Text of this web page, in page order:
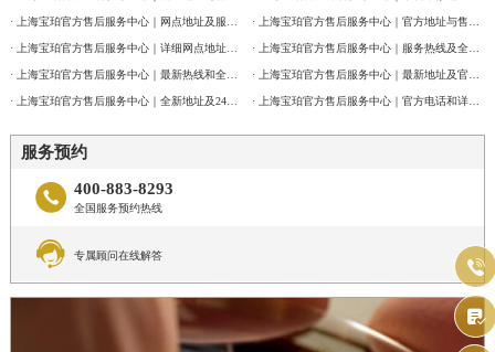
· 上海宝珀官方售后服务中心｜详细网点地址及热线权威信息公告（2026年7月最新）
· 上海宝珀官方售后服务中心｜最新热线和全部维修地址权威信息公告（2026年7月最新）
· 上海宝珀官方售后服务中心｜全新地址及24小时服务电话权威信息公告（2026年7月最新）
服务预约
 400-883-8293
全国服务预约热线
 专属顾问在线解答

